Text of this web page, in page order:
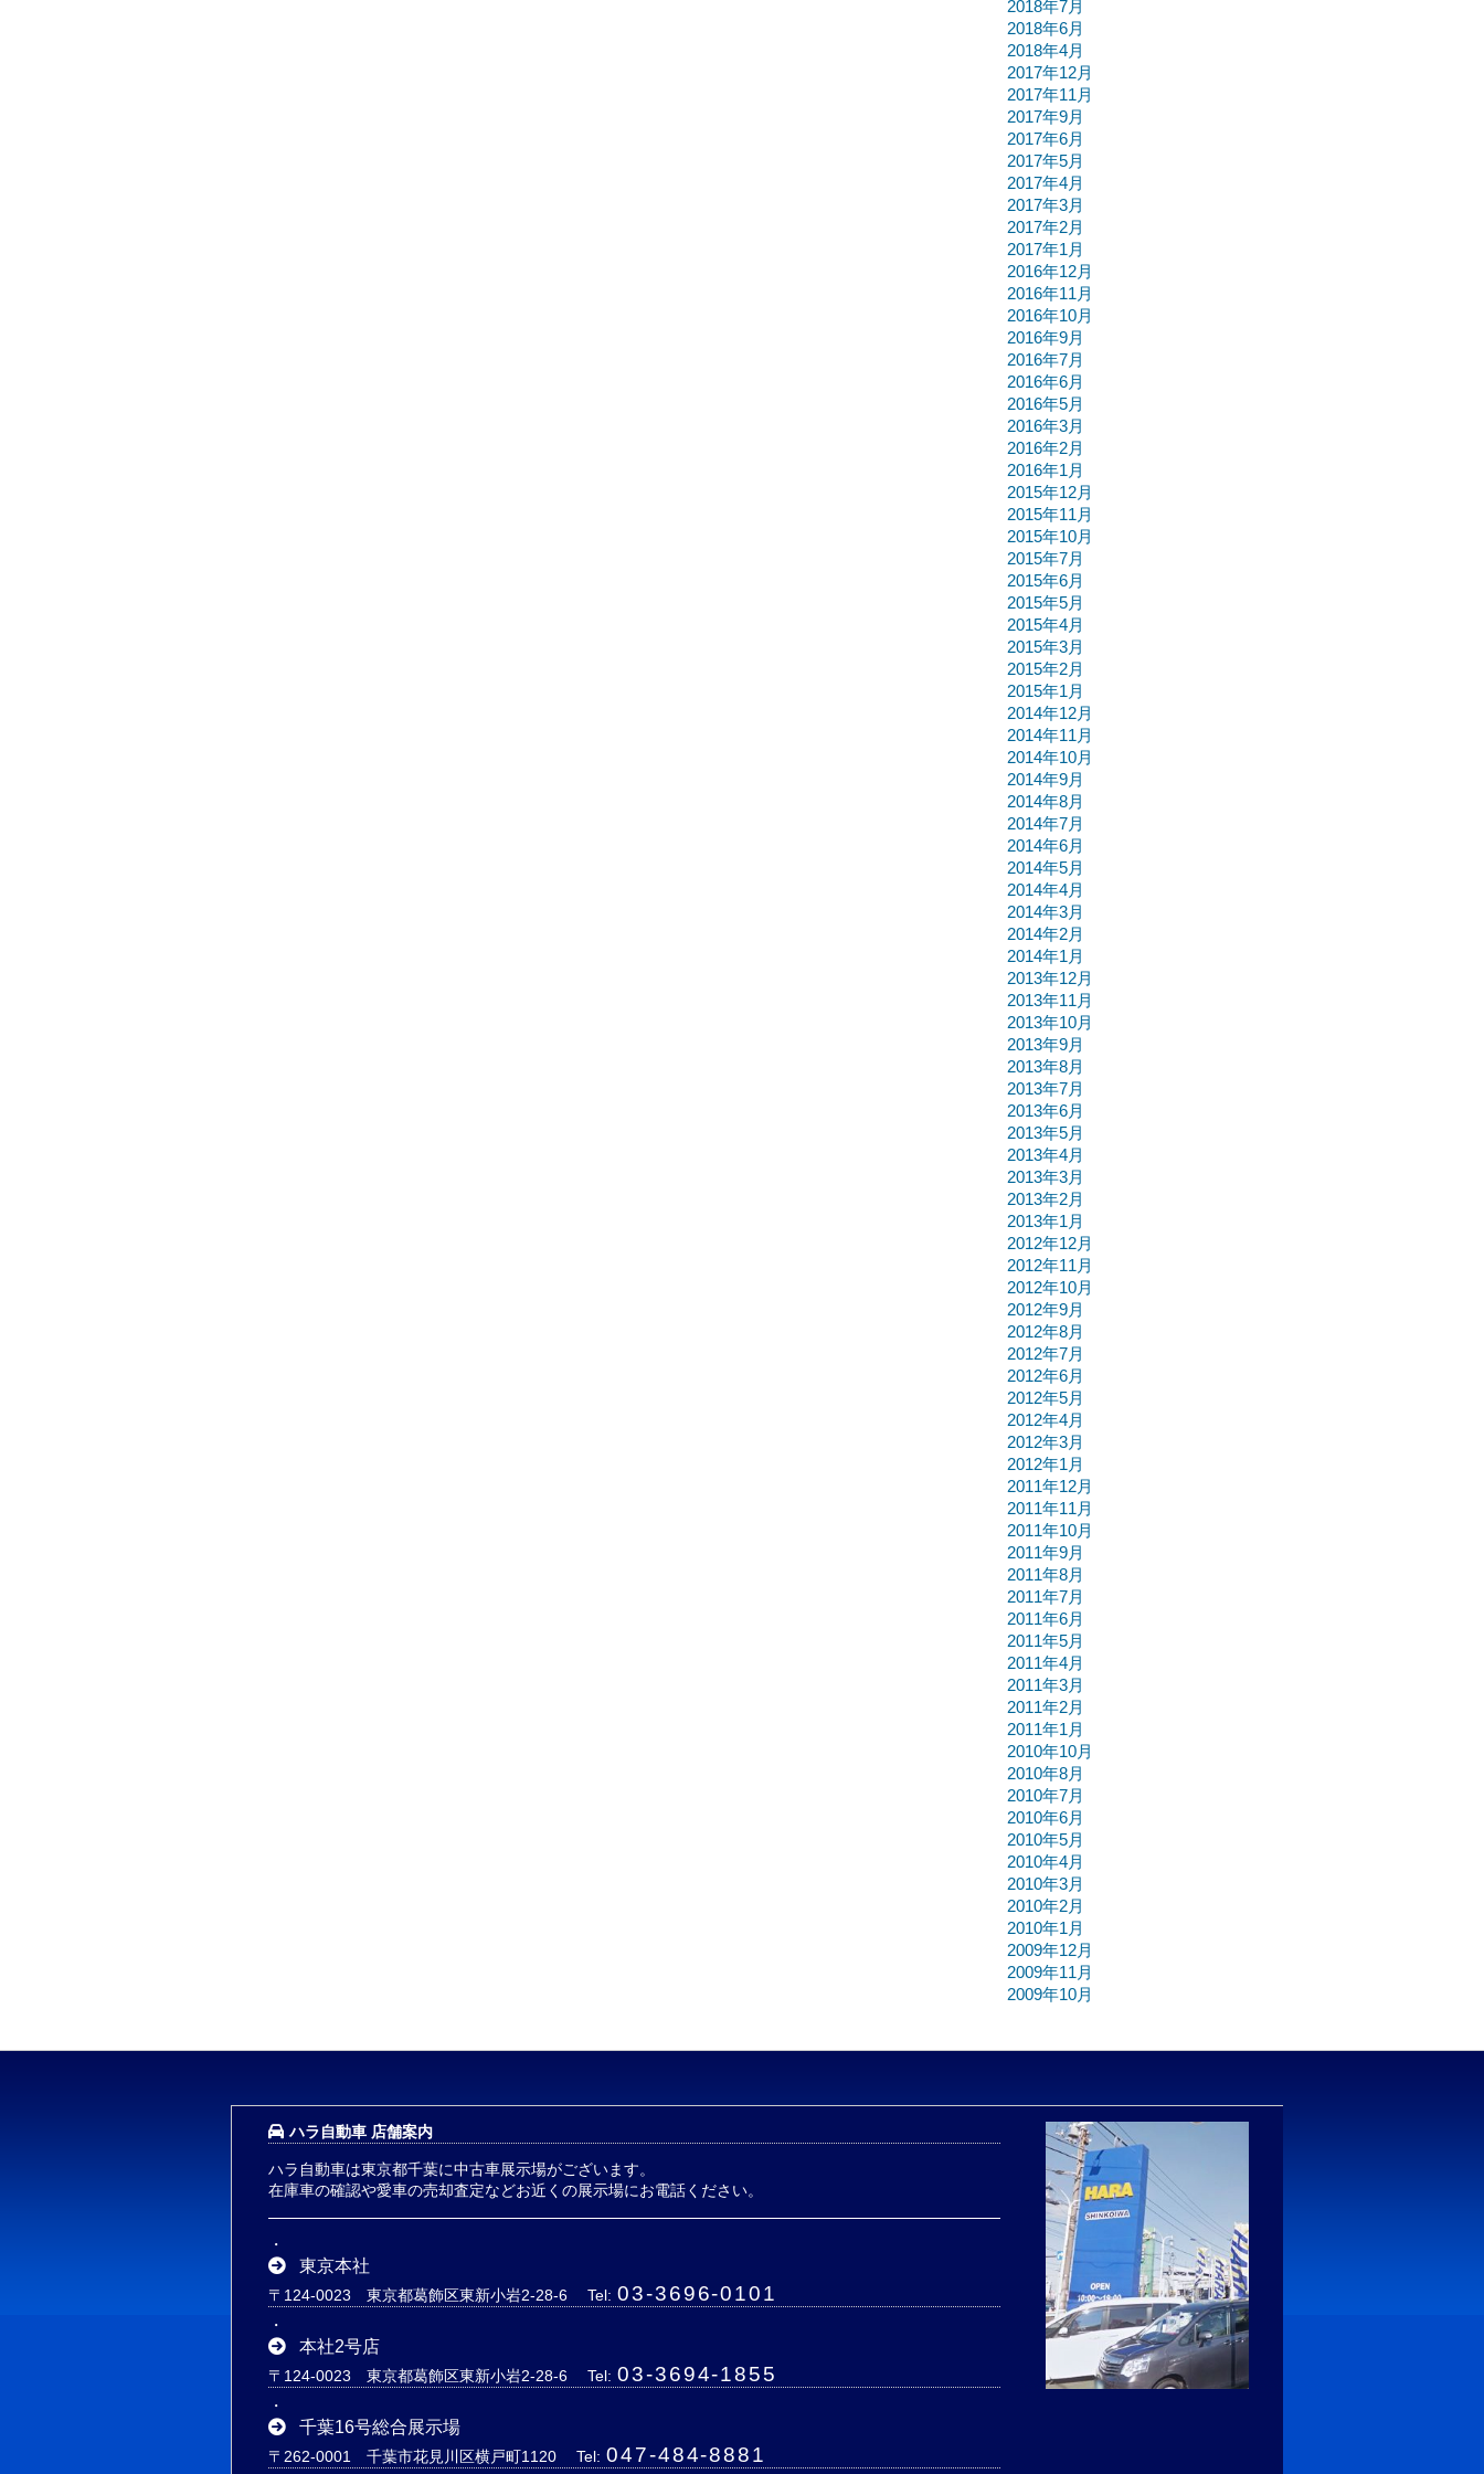
2018年7月
2018年6月
2018年4月
2017年12月
2017年11月
2017年9月
2017年6月
2017年5月
2017年4月
2017年3月
2017年2月
2017年1月
2016年12月
2016年11月
2016年10月
2016年9月
2016年7月
2016年6月
2016年5月
2016年3月
2016年2月
2016年1月
2015年12月
2015年11月
2015年10月
2015年7月
2015年6月
2015年5月
2015年4月
2015年3月
2015年2月
2015年1月
2014年12月
2014年11月
2014年10月
2014年9月
2014年8月
2014年7月
2014年6月
2014年5月
2014年4月
2014年3月
2014年2月
2014年1月
2013年12月
2013年11月
2013年10月
2013年9月
2013年8月
2013年7月
2013年6月
2013年5月
2013年4月
2013年3月
2013年2月
2013年1月
2012年12月
2012年11月
2012年10月
2012年9月
2012年8月
2012年7月
2012年6月
2012年5月
2012年4月
2012年3月
2012年1月
2011年12月
2011年11月
2011年10月
2011年9月
2011年8月
2011年7月
2011年6月
2011年5月
2011年4月
2011年3月
2011年2月
2011年1月
2010年10月
2010年8月
2010年7月
2010年6月
2010年5月
2010年4月
2010年3月
2010年2月
2010年1月
2009年12月
2009年11月
2009年10月
ハラ自動車 店舗案内
ハラ自動車は東京都千葉に中古車展示場がございます。
在庫車の確認や愛車の売却査定などお近くの展示場にお電話ください。
東京本社
〒124-0023 東京都葛飾区東新小岩2-28-6 Tel: 03-3696-0101
本社2号店
〒124-0023 東京都葛飾区東新小岩2-28-6 Tel: 03-3694-1855
千葉16号総合展示場
〒262-0001 千葉市花見川区横戸町1120 Tel: 047-484-8881